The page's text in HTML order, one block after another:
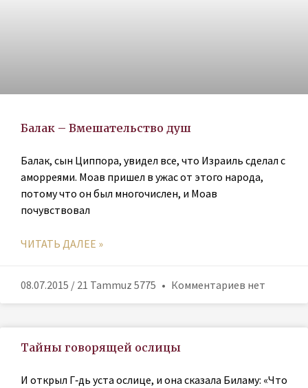
Балак – Вмешательство душ
Балак, сын Циппора, увидел все, что Израиль сделал с
аморреями. Моав пришел в ужас от этого народа,
потому что он был многочислен, и Моав
почувствовал
ЧИТАТЬ ДАЛЕЕ »
08.07.2015 / 21 Tammuz 5775 Комментариев нет
Тайны говорящей ослицы
И открыл Г‑дь уста ослице, и она сказала Биламу: «Что